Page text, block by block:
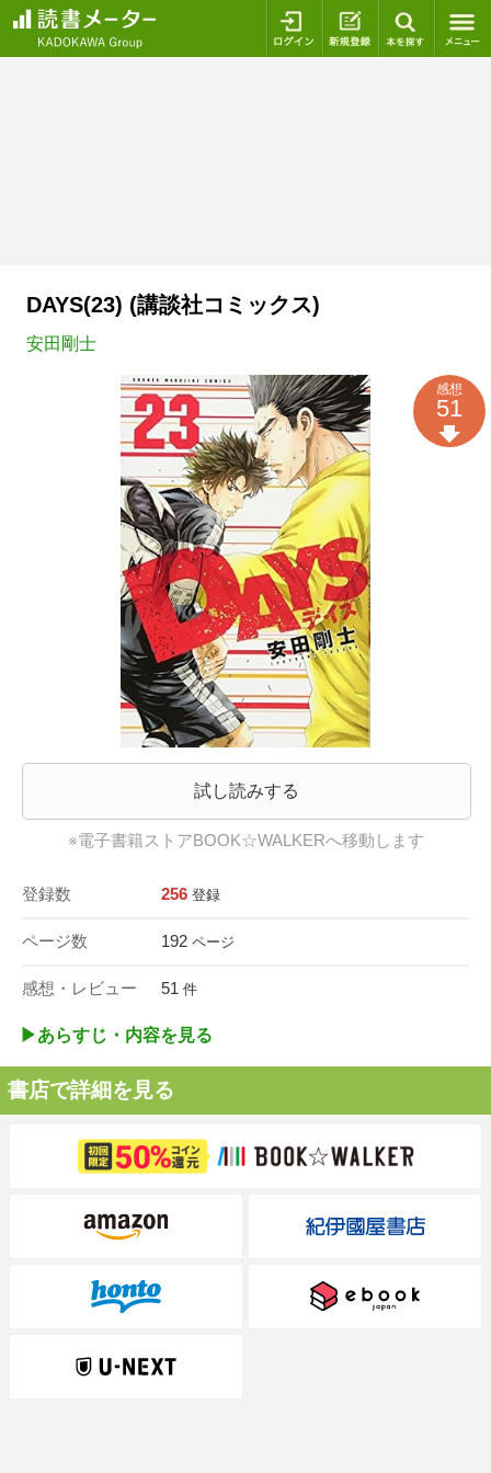
ログイン 新規登録
DAYS(23) (講談社コミックス)
安田剛士
試し読みする
※電子書籍ストアBOOK☆WALKERへ移動します
登録数 256 登録
ページ数 192 ページ
感想・レビュー 51 件
感想
51
▶︎あらすじ・内容を見る
書店で詳細を見る